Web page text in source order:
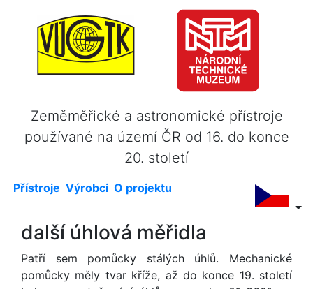
Zeměměřické a astronomické přístroje
používané na území ČR od 16. do konce
20. století
Přístroje Výrobci O projektu
další úhlová měřidla
Patří sem pomůcky stálých úhlů. Mechanické
pomůcky měly tvar kříže, až do konce 19. století